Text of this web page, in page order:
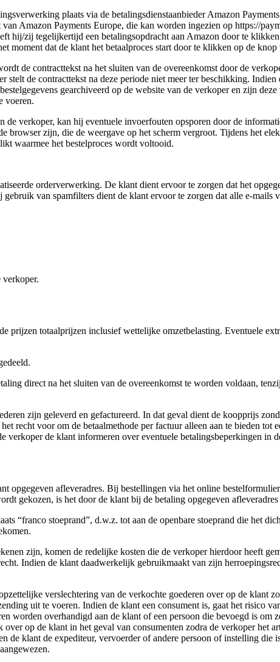
plaats via de betalingsdienstaanbieder Amazon
Amazon Payments Europe, die kan worden ingezien op https://
hij/zij tegelijkertijd een betalingsopdracht aan Amazon door te
moment dat de klant het betaalproces start door te klikken op de
de contracttekst na het sluiten van de overeenkomst door de
de contracttekst na deze periode niet meer ter beschikking. Indien
gearchiveerd op de website van de verkoper en zijn
voeren.
verkoper, kan hij eventuele invoerfouten opsporen door de
browser zijn, die de weergave op het scherm vergroot. Tijdens het
waarmee het bestelproces wordt voltooid.
orderverwerking. De klant dient ervoor te zorgen dat het
van spamfilters dient de klant ervoor te zorgen dat alle e-mails
prijzen totaalprijzen inclusief wettelijke omzetbelasting. Eventuele
direct na het sluiten van de overeenkomst te worden voldaan,
zijn geleverd en gefactureerd. In dat geval dient de koopprijs
recht voor om de betaalmethode per factuur alleen aan te bieden tot
de klant informeren over eventuele betalingsbeperkingen in
opgegeven afleveradres. Bij bestellingen via het online
gekozen, is het door de klant bij de betaling opgegeven afleveradres
“franco stoeprand”, d.w.z. tot aan de openbare stoeprand die het
zijn, komen de redelijke kosten die de verkoper hierdoor heeft
Indien de klant daadwerkelijk gebruikmaakt van zijn
verslechtering van de verkochte goederen over op de klant
uit te voeren. Indien de klant een consument is, gaat het risico
worden overhandigd aan de klant of een persoon die bevoegd is om
op de klant in het geval van consumenten zodra de verkoper het
de klant de expediteur, vervoerder of andere persoon of instelling die